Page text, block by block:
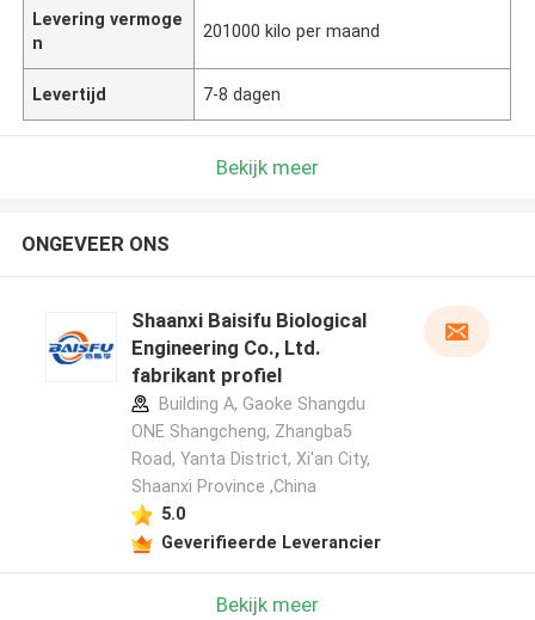
Levering vermoge
n
201000 kilo per maand
Levertijd 7-8 dagen
Bekijk meer
ONGEVEER ONS
Shaanxi Baisifu Biological
Engineering Co., Ltd.
fabrikant profiel
Building A, Gaoke Shangdu
ONE Shangcheng, Zhangba5
Road, Yanta District, Xi'an City,
Shaanxi Province ,China
5.0
Geverifieerde Leverancier
Bekijk meer